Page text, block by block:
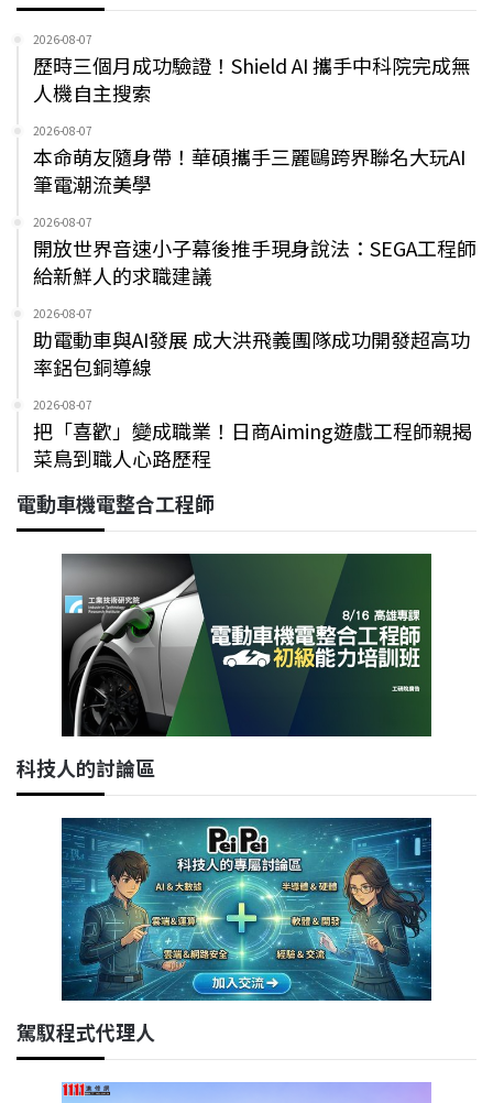
2026-08-07
歷時三個月成功驗證！Shield AI 攜手中科院完成無
人機自主搜索
2026-08-07
本命萌友隨身帶！華碩攜手三麗鷗跨界聯名大玩AI
筆電潮流美學
2026-08-07
開放世界音速小子幕後推手現身說法：SEGA工程師
給新鮮人的求職建議
2026-08-07
助電動車與AI發展 成大洪飛義團隊成功開發超高功
率鋁包銅導線
2026-08-07
把「喜歡」變成職業！日商Aiming遊戲工程師親揭
菜鳥到職人心路歷程
電動車機電整合工程師
科技人的討論區
駕馭程式代理人